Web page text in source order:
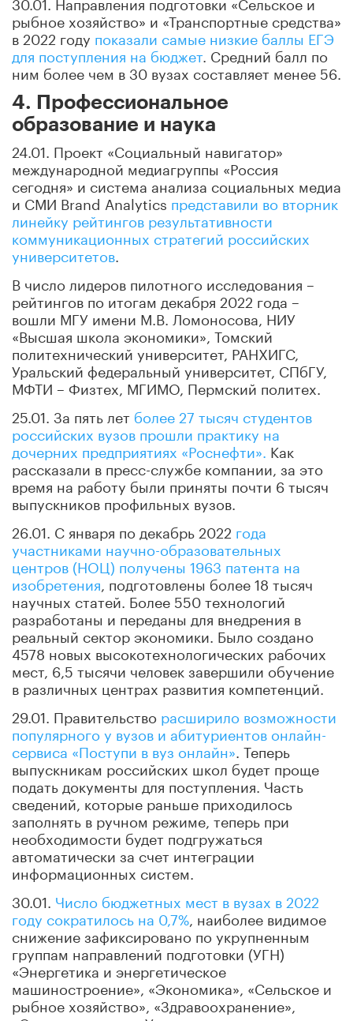
рыбное хозяйство» и «Транспортные средства»
в 2022 году показали самые низкие баллы ЕГЭ
для поступления на бюджет. Средний балл по
ним более чем в 30 вузах составляет менее 56.
4. Профессиональное
образование и наука
24.01. Проект «Социальный навигатор»
международной медиагруппы «Россия
сегодня» и система анализа социальных медиа
и СМИ Brand Analytics представили во вторник
линейку рейтингов результативности
коммуникационных стратегий российских
университетов
В число лидеров пилотного исследования –
рейтингов по итогам декабря 2022 года –
вошли МГУ имени М.В. Ломоносова, НИУ
«Высшая школа экономики», Томский
политехнический университет, РАНХИГС,
Уральский федеральный университет, СПбГУ,
МФТИ – Физтех, МГИМО, Пермский политех.
25.01. За пять лет более 27 тысяч студентов
российских вузов прошли практику на
дочерних предприятиях «Роснефти». Как
рассказали в пресс-службе компании, за это
время на работу были приняты почти 6 тысяч
выпускников профильных вузов.
26.01. С января по декабрь 2022 года
участниками научно-образовательных
центров (НОЦ) получены 1963 патента на
изобретения , подготовлены более 18 тысяч
научных статей. Более 550 технологий
разработаны и переданы для внедрения в
реальный сектор экономики. Было создано
4578 новых высокотехнологических рабочих
мест, 6,5 тысячи человек завершили обучение
в различных центрах развития компетенций.
29.01. Правительство расширило возможности
популярного у вузов и абитуриентов онлайн-
сервиса «Поступи в вуз онлайн» . Теперь
выпускникам российских школ будет проще
подать документы для поступления. Часть
сведений, которые раньше приходилось
заполнять в ручном режиме, теперь при
необходимости будет подгружаться
автоматически за счет интеграции
информационных систем.
30.01. Число бюджетных мест в вузах в 2022
году сократилось на 0,7% , наиболее видимое
снижение зафиксировано по укрупненным
группам направлений подготовки (УГН)
«Энергетика и энергетическое
машиностроение», «Экономика», «Сельское и
рыбное хозяйство», «Здравоохранение»,